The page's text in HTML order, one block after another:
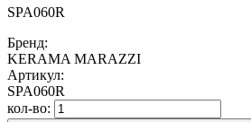
SPA060R
Бренд:
KERAMA MARAZZI
Артикул:
SPA060R
кол-во: